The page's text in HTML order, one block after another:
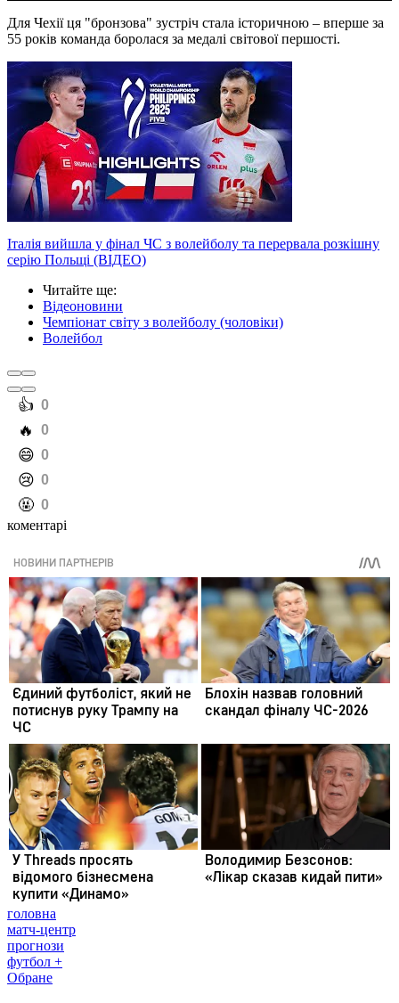
Для Чехії ця "бронзова" зустріч стала історичною – вперше за
55 років команда боролася за медалі світової першості.
Італія вийшла у фінал ЧС з волейболу та перервала розкішну
серію Польщі (ВІДЕО)
Читайте ще:
Відеоновини
Чемпіонат світу з волейболу (чоловіки)
Волейбол
️👍 0
️🔥 0
️😄 0
️😢 0
️🤬 0
коментарі
головна
матч-центр
прогнози
футбол +
Обране